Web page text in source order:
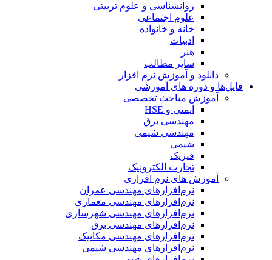
روانشناسی و علوم تربیتی
علوم اجتماعی
خانه و خانواده
ادبیات
هنر
سایر مطالب
دانلود و آموزش نرم افزار
فایل‌ها و دوره های آموزشی
آموزش مباحث تخصصی
ایمنی و HSE
مهندسی برق
مهندسی شیمی
شیمی
فیزیک
تجارت الکترونیک
آموزش های نرم افزاری
نرم‌افزارهای مهندسی عمران
نرم‌افزارهای مهندسی معماری
نرم‌افزارهای مهندسی شهرسازی
نرم‌افزارهای مهندسی برق
نرم‌افزارهای مهندسی مکانیک
نرم‌افزارهای مهندسی شیمی